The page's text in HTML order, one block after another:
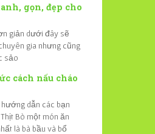
gọn, đẹp cho
giản dưới đây sẽ
gia nhưng cũng
sảo
cách nấu cháo
dẫn các bạn
Bò một món ăn
là bà bầu và bổ